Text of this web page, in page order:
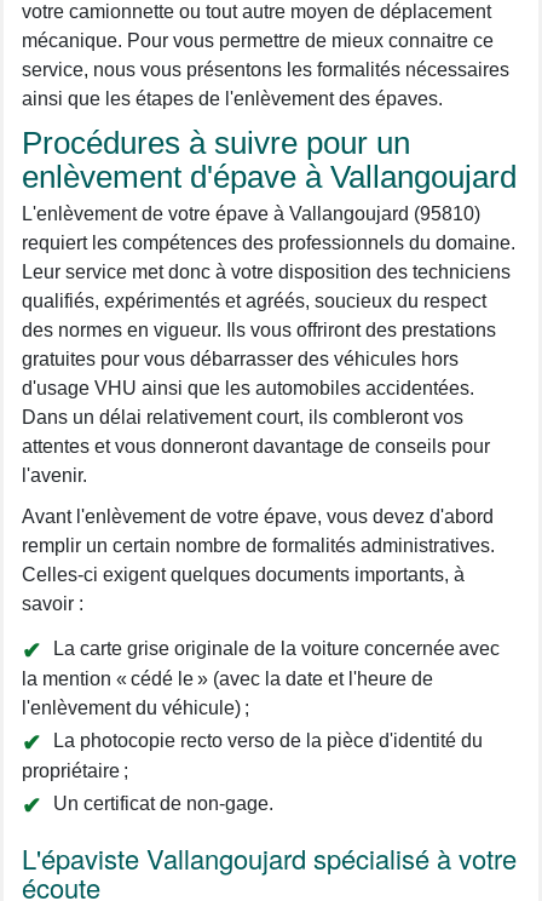
votre camionnette ou tout autre moyen de déplacement
mécanique. Pour vous permettre de mieux connaitre ce
service, nous vous présentons les formalités nécessaires
ainsi que les étapes de l'enlèvement des épaves.
Procédures à suivre pour un
enlèvement d'épave à Vallangoujard
L'enlèvement de votre épave à Vallangoujard (95810)
requiert les compétences des professionnels du domaine.
Leur service met donc à votre disposition des techniciens
qualifiés, expérimentés et agréés, soucieux du respect
des normes en vigueur. Ils vous offriront des prestations
gratuites pour vous débarrasser des véhicules hors
d'usage VHU ainsi que les automobiles accidentées.
Dans un délai relativement court, ils combleront vos
attentes et vous donneront davantage de conseils pour
l'avenir.
Avant l'enlèvement de votre épave, vous devez d'abord
remplir un certain nombre de formalités administratives.
Celles-ci exigent quelques documents importants, à
savoir :
La carte grise originale de la voiture concernée avec
la mention « cédé le » (avec la date et l'heure de
l'enlèvement du véhicule) ;
La photocopie recto verso de la pièce d'identité du
propriétaire ;
Un certificat de non-gage.
L'épaviste Vallangoujard spécialisé à votre
écoute